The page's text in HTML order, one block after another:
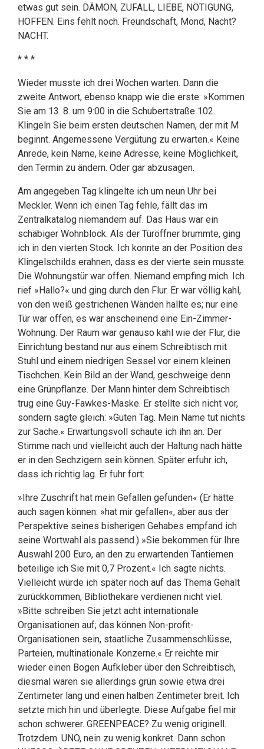
etwas gut sein. DÄMON, ZUFALL, LIEBE, NÖTIGUNG,
HOFFEN. Eins fehlt noch. Freundschaft, Mond, Nacht?
NACHT.
* * *
Wieder musste ich drei Wochen warten. Dann die
zweite Antwort, ebenso knapp wie die erste: »Kommen
Sie am 13. 8. um 9:00 in die Schubertstraße 102.
Klingeln Sie beim ersten deutschen Namen, der mit M
beginnt. Angemessene Vergütung zu erwarten.« Keine
Anrede, kein Name, keine Adresse, keine Möglichkeit,
den Termin zu ändern. Oder gar abzusagen.
Am angegeben Tag klingelte ich um neun Uhr bei
Meckler. Wenn ich einen Tag fehle, fällt das im
Zentralkatalog niemandem auf. Das Haus war ein
schäbiger Wohnblock. Als der Türöffner brummte, ging
ich in den vierten Stock. Ich konnte an der Position des
Klingelschilds erahnen, dass es der vierte sein musste.
Die Wohnungstür war offen. Niemand empfing mich. Ich
rief »Hallo?« und ging durch den Flur. Er war völlig kahl,
von den weiß gestrichenen Wänden hallte es; nur eine
Tür war offen, es war anscheinend eine Ein-Zimmer-
Wohnung. Der Raum war genauso kahl wie der Flur, die
Einrichtung bestand nur aus einem Schreibtisch mit
Stuhl und einem niedrigen Sessel vor einem kleinen
Tischchen. Kein Bild an der Wand, geschweige denn
eine Grünpflanze. Der Mann hinter dem Schreibtisch
trug eine Guy-Fawkes-Maske. Er stellte sich nicht vor,
sondern sagte gleich: »Guten Tag. Mein Name tut nichts
zur Sache.« Erwartungsvoll schaute ich ihn an. Der
Stimme nach und vielleicht auch der Haltung nach hätte
er in den Sechzigern sein können. Später erfuhr ich,
dass ich richtig lag. Er fuhr fort:
»Ihre Zuschrift hat mein Gefallen gefunden« (Er hätte
auch sagen können: »hat mir gefallen«, aber aus der
Perspektive seines bisherigen Gehabes empfand ich
seine Wortwahl als passend.) »Sie bekommen für Ihre
Auswahl 200 Euro, an den zu erwartenden Tantiemen
beteilige ich Sie mit 0,7 Prozent.« Ich sagte nichts.
Vielleicht würde ich später noch auf das Thema Gehalt
zurückkommen, Bibliothekare verdienen nicht viel.
»Bitte schreiben Sie jetzt acht internationale
Organisationen auf; das können Non-profit-
Organisationen sein, staatliche Zusammenschlüsse,
Parteien, multinationale Konzerne.« Er reichte mir
wieder einen Bogen Aufkleber über den Schreibtisch,
diesmal waren sie allerdings grün sowie etwa drei
Zentimeter lang und einen halben Zentimeter breit. Ich
setzte mich hin und überlegte. Diese Aufgabe fiel mir
schon schwerer. GREENPEACE? Zu wenig originell.
Trotzdem. UNO, nein zu wenig konkret. Dann schon